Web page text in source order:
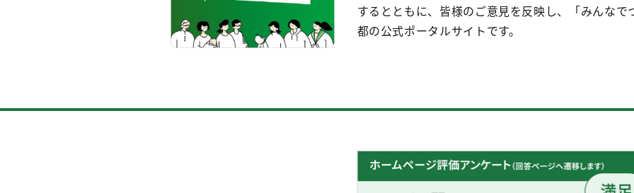
するとともに、皆様のご意見を反映し、「みんなで
都の公式ポータルサイトです。